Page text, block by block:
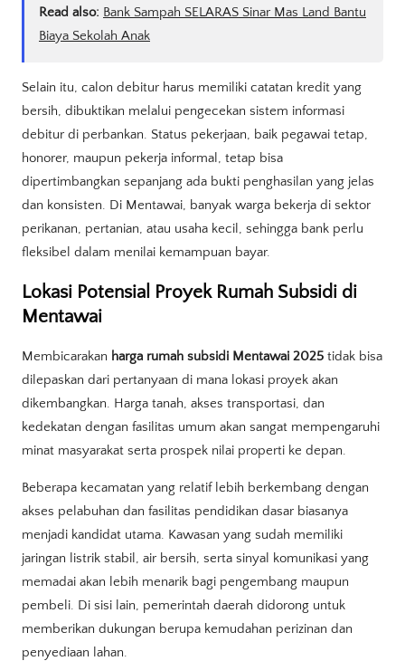
Read also: Bank Sampah SELARAS Sinar Mas Land Bantu
Biaya Sekolah Anak
Selain itu, calon debitur harus memiliki catatan kredit yang
bersih, dibuktikan melalui pengecekan sistem informasi
debitur di perbankan. Status pekerjaan, baik pegawai tetap,
honorer, maupun pekerja informal, tetap bisa
dipertimbangkan sepanjang ada bukti penghasilan yang jelas
dan konsisten. Di Mentawai, banyak warga bekerja di sektor
perikanan, pertanian, atau usaha kecil, sehingga bank perlu
fleksibel dalam menilai kemampuan bayar.
Lokasi Potensial Proyek Rumah Subsidi di
Mentawai
Membicarakan harga rumah subsidi Mentawai 2025 tidak bisa
dilepaskan dari pertanyaan di mana lokasi proyek akan
dikembangkan. Harga tanah, akses transportasi, dan
kedekatan dengan fasilitas umum akan sangat mempengaruhi
minat masyarakat serta prospek nilai properti ke depan.
Beberapa kecamatan yang relatif lebih berkembang dengan
akses pelabuhan dan fasilitas pendidikan dasar biasanya
menjadi kandidat utama. Kawasan yang sudah memiliki
jaringan listrik stabil, air bersih, serta sinyal komunikasi yang
memadai akan lebih menarik bagi pengembang maupun
pembeli. Di sisi lain, pemerintah daerah didorong untuk
memberikan dukungan berupa kemudahan perizinan dan
penyediaan lahan.